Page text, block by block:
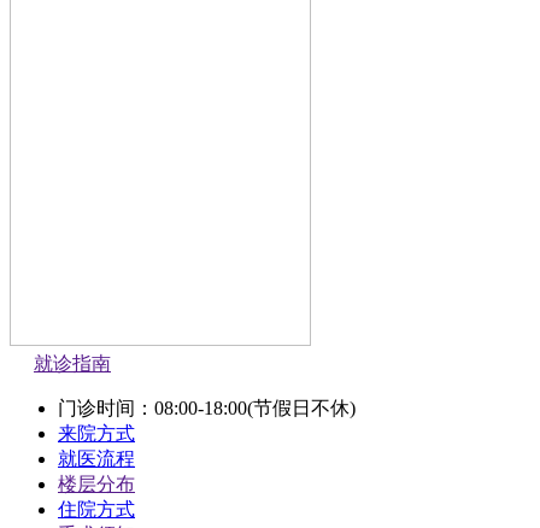
就诊指南
门诊时间：08:00-18:00(节假日不休)
来院方式
就医流程
楼层分布
住院方式